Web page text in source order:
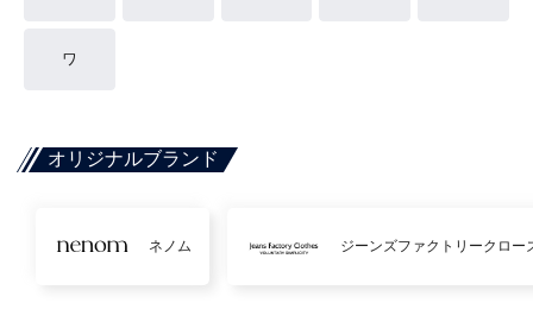
ワ
オリジナルブランド
ネノム ジーンズファクトリークロー